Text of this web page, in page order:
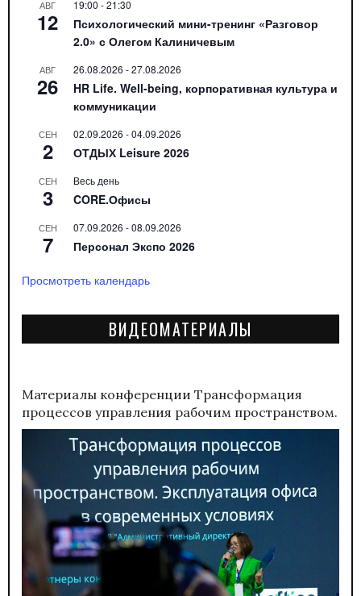
АВГ
12
19:00 -21:30
Психологический мини-тренинг «Разговор
2.0» с Олегом Калиничевым
АВГ
26
26.08.2026 -27.08.2026
HR Life. Well-being, корпоративная культура и
коммуникации
СЕН
2
02.09.2026 -04.09.2026
ОТДЫХ Leisure 2026
СЕН
3
Весь день
CORE.Офисы
СЕН
7
07.09.2026 -08.09.2026
Персонал Экспо 2026
Просмотреть календарь
ВИДЕОМАТЕРИАЛЫ
Материалы конференции Трансформация
процессов управления рабочим пространством.